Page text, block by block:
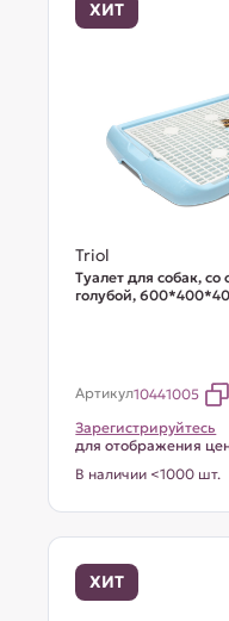
ХИТ
Triol
Туалет для собак,
голубой,
Артикул10441005
Зарегистрируйтесь
для отображения
В наличии <1000 шт.
ХИТ